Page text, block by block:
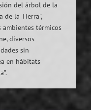
del árbol de la
la Tierra”,
ambientes térmicos
diversos
sin
en hábitats